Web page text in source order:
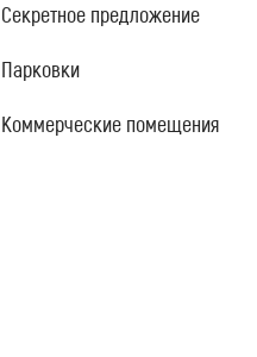
Секретное предложение
Парковки
Коммерческие помещения